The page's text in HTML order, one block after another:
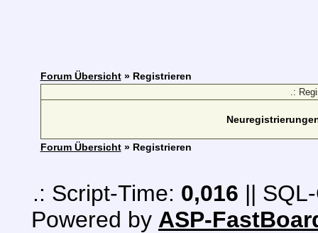
Forum Übersicht» Registrieren
.:
Forum Übersicht» Registrieren
.: Script-Time: 0,016 ||
Powered by ASP-